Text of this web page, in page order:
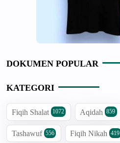
DOKUMEN POPULAR
KATEGORI
Fiqih Shalat 1072 Aqidah 859
Tashawuf 556 Fiqih Nikah 419